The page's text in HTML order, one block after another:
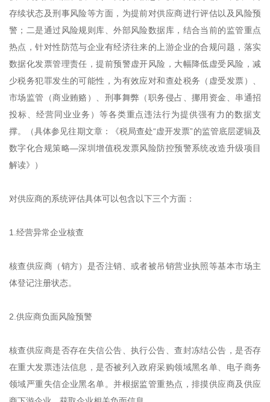
存续状态及刑事风险等方面，为提前对供应商进行评估以及风险预
警；二是通过风险规则库、外部风险数据库，结合当前的监管重点
热点，针对性防范与企业有经济往来的上游企业的合规问题，落实
数据化发票管理责任，提前预警虚开风险，大幅降低虚受风险，减
少税务犯罪发生的可能性，为有效应对和查处税务（虚受发票）、
市场监管（商业贿赂）、刑事舞弊（职务侵占、挪用资金、串通招
投标、经营同业业务）等各类重点违法行为提供强有力的数据支
撑。（具体参见往期文章：《税局查处“虚开发票”的监管底层逻辑及
数字化合规策略—深圳增值税发票风险防控预警系统改造升级项目
解读》）
对供应商的系统评估具体可以包含以下三个方面：
1.经营异常企业核查
核查供应商（销方）是否注销、或者被吊销营业执照等基本市场主
体登记注册状态。
2.供应商负面风险预警
核查供应商是否存在失信公告、执行公告、查封冻结公告，是否存
在重大发票违法信息，是否被列入政府采购领域黑名单、电子商务
领域严重失信企业黑名单。并根据监管重热点，排摸供应商及供应